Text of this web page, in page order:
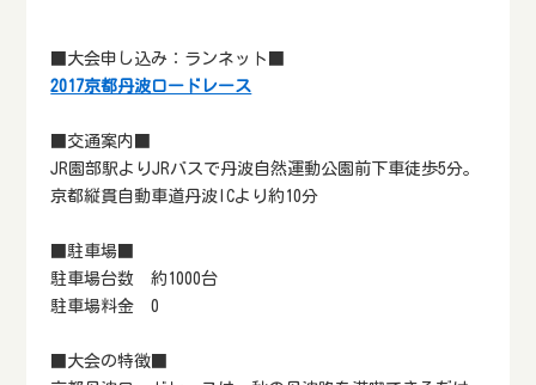
■大会申し込み：ランネット■
2017京都丹波ロードレース
■交通案内■
JR園部駅よりJRバスで丹波自然運動公園前下車徒歩5分。
京都縦貫自動車道丹波ICより約10分
■駐車場■
駐車場台数 約1000台
駐車場料金 0
■大会の特徴■